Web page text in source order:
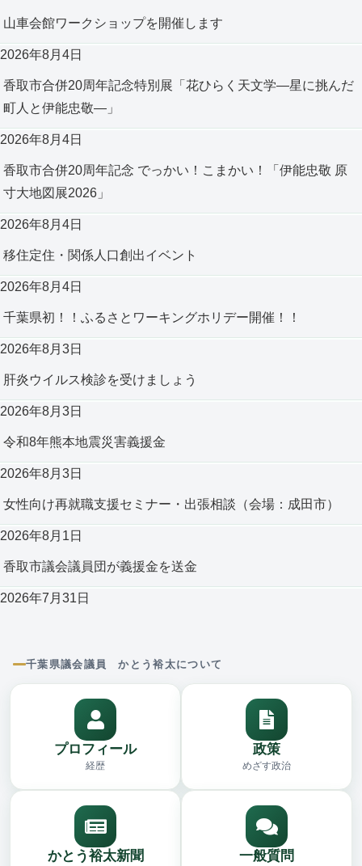
山車会館ワークショップを開催します
2026年8月4日
香取市合併20周年記念特別展「花ひらく天文学―星に挑んだ
町人と伊能忠敬―」
2026年8月4日
香取市合併20周年記念 でっかい！こまかい！「伊能忠敬 原
寸大地図展2026」
2026年8月4日
移住定住・関係人口創出イベント
2026年8月4日
千葉県初！！ふるさとワーキングホリデー開催！！
2026年8月3日
肝炎ウイルス検診を受けましょう
2026年8月3日
令和8年熊本地震災害義援金
2026年8月3日
女性向け再就職支援セミナー・出張相談（会場：成田市）
2026年8月1日
香取市議会議員団が義援金を送金
2026年7月31日
千葉県議会議員 かとう裕太について
プロフィール
経歴
政策
めざす政治
かとう裕太新聞 一般質問